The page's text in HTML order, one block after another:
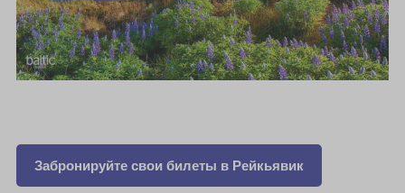
Забронируйте свои билеты в Рейкьявик